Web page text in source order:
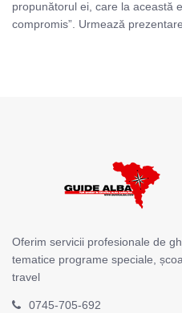
propunătorul ei, care la această
compromis”. Urmează
Oferim servicii profesionale de
tematice programe speciale,
travel
0745-705-692